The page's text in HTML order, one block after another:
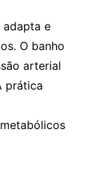
adapta e
O banho
arterial
prática